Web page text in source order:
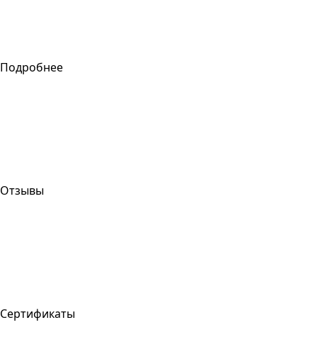
Подробнее
Отзывы
Сертификаты